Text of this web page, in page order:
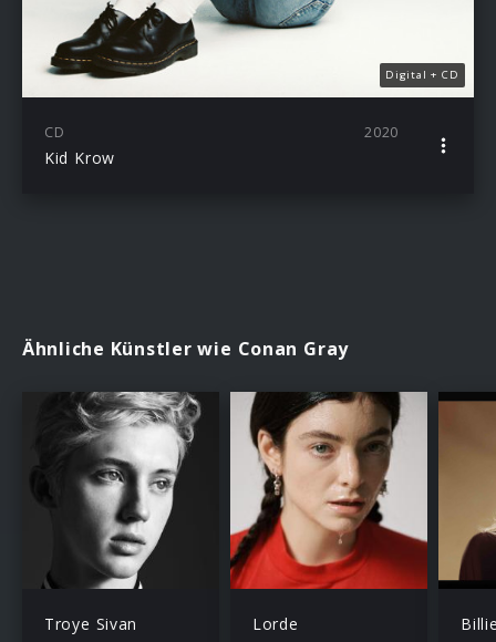
Digital + CD
CD 2020
Kid Krow
Ähnliche Künstler wie Conan Gray
Troye Sivan Lorde